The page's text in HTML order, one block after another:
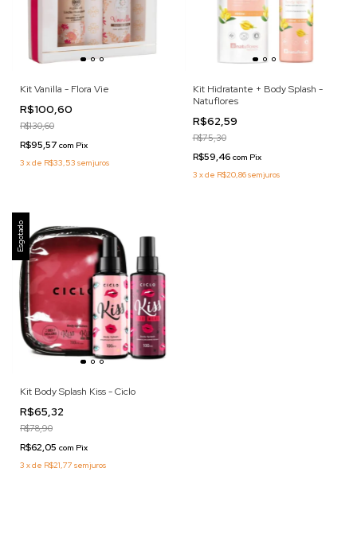
Kit Vanilla - Flora Vie
R$100,60
R$130,60
R$95,57 com Pix
3 xde R$33,53 sem juros
Kit Hidratante + Body Splash -
Natuflores
R$62,59
R$75,30
R$59,46 com Pix
3 xde R$20,86sem juros
Esgotado
Kit Body Splash Kiss - Ciclo
R$65,32
R$78,90
R$62,05 com Pix
3 xde R$21,77 sem juros